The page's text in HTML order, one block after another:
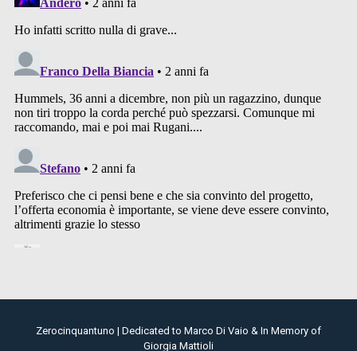
Zerocinquantuno | Dedicated to Marco Di Vaio & In Memory of
Giorgia Mattioli